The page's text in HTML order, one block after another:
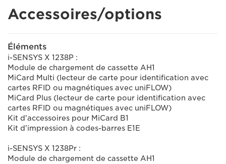
Accessoires/options
Éléments
i-SENSYS X 1238P :
Module de chargement de cassette AH1
MiCard Multi (lecteur de carte pour identification avec
cartes RFID ou magnétiques avec uniFLOW)
MiCard Plus (lecteur de carte pour identification avec
cartes RFID ou magnétiques avec uniFLOW)
Kit d'accessoires pour MiCard B1
Kit d'impression à codes-barres E1E
i-SENSYS X 1238Pr :
Module de chargement de cassette AH1